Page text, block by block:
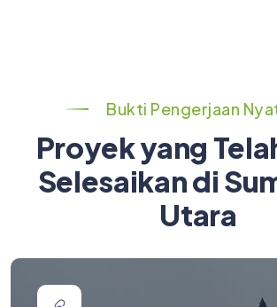
Bukti Pengerjaan
Proyek yang
Selesaikan di
Utara